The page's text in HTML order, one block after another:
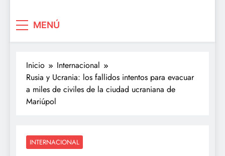
MENÚ
Inicio
Internacional
Rusia y Ucrania: los fallidos intentos para evacuar
a miles de civiles de la ciudad ucraniana de
Mariúpol
INTERNACIONAL